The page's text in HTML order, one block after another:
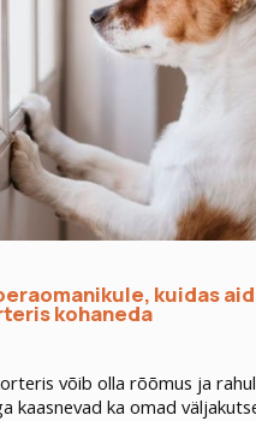
kuidas
kohaneda
võib olla rõõmus ja
kaasnevad ka omad